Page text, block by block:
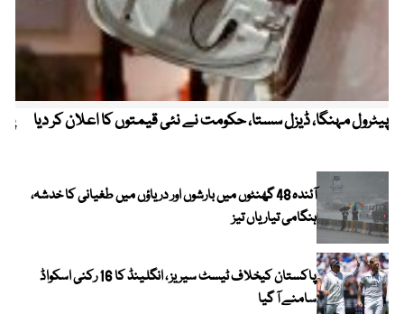
پیٹرول مہنگا، ڈیزل سستا، حکومت نے نئی قیمتوں کا اعلان کر دیا
آئندہ 48 گھنٹوں میں بارشوں اور دریاؤں میں طغیانی کا خدشہ،
ہنگامی تیاریاں تیز
پاکستان کیخلاف ٹیسٹ سیریز ، انگلینڈ کا 16 رکنی اسکواڈ
سامنے آ گیا